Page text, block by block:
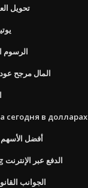
تحويل
الرسوم
المال مرجح
сегодня в долларах
أفضل الأسهم
ضريبة الدخل الهند efiling الدفع عبر الإنترنت
الجوانب